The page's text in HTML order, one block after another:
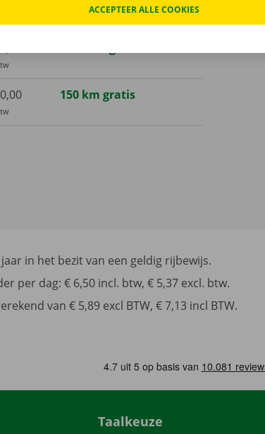
150 km gratis
in het bezit van een geldig rijbewijs.
per dag: € 6,50 incl. btw, € 5,37 excl. btw.
van € 5,89 excl BTW, € 7,13 incl BTW.
Taalkeuze
ACCEPTEER ALLE COOKIES